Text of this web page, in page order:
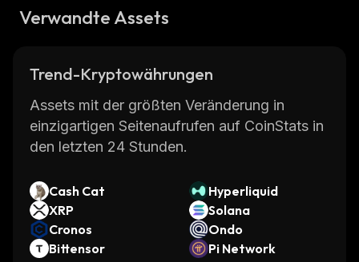
Verwandte Assets
Trend-Kryptowährungen
Assets mit der größten Veränderung in
einzigartigen Seitenaufrufen auf CoinStats in
den letzten 24 Stunden.
Cash Cat
Hyperliquid
XRP
Solana
Cronos
Ondo
Bittensor
Pi Network